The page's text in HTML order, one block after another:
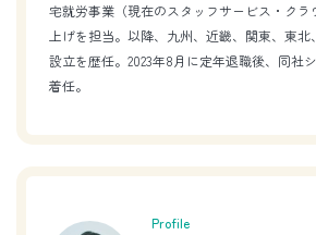
宅就労事業（現在のスタッフサービス・クラ
上げを担当。以降、九州、近畿、関東、東
設立を歴任。2023年8月に定年退職後、同社
着任。
Profile